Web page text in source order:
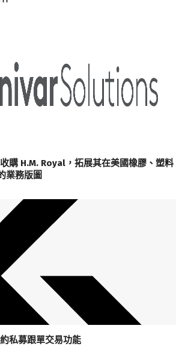
購 H.M. Royal，拓展其在美國橡膠、塑料
業務版圖
私募跟單交易功能